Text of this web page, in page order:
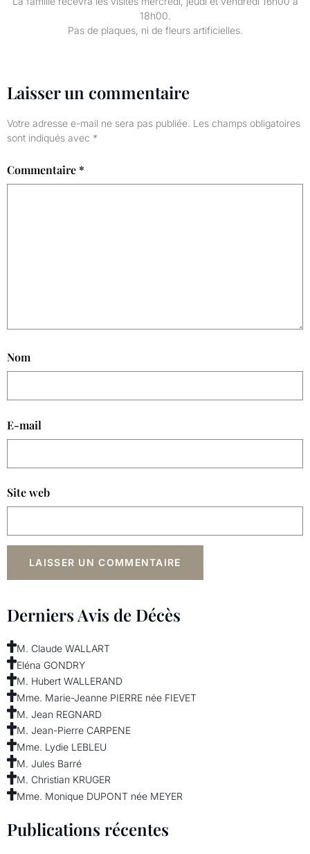
18h00.
Pas de plaques, ni de fleurs artificielles.
Laisser un commentaire
Votre adresse e-mail ne sera pas publiée. Les champs obligatoires
sont indiqués avec *
Commentaire *
Nom
E-mail
Site web
Derniers Avis de Décès
M. Claude WALLART
Eléna GONDRY
M. Hubert WALLERAND
Mme. Marie-Jeanne PIERRE née FIEVET
M. Jean REGNARD
M. Jean-Pierre CARPENE
Mme. Lydie LEBLEU
M. Jules Barré
M. Christian KRUGER
Mme. Monique DUPONT née MEYER
Publications récentes